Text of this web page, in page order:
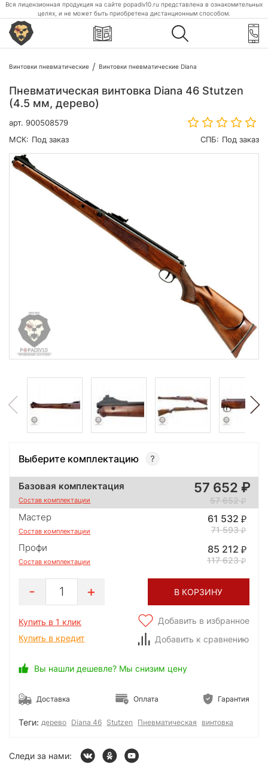
Вся лицензионная продукция на сайте popadiv10.ru представлена в ознакомительных
целях, и не может быть приобретена дистанционным способом.
Винтовки пневматические Винтовки пневматические Diana
Пневматическая винтовка Diana 46 Stutzen
(4.5 мм, дерево)
арт. 900508579
МСК: Под заказ СПБ: Под заказ
Выберите комплектацию
Базовая комплектация
Состав комплектации
57 652
57 652
Мастер
Состав комплектации
61 532
71 593
Профи
Состав комплектации
85 212
117 623
1 В КОРЗИНУ
Купить в 1 клик
Купить в кредит
Добавить в избранное
Добавить к сравнению
Вы нашли дешевле? Мы снизим цену
Доставка Оплата Гарантия
Теги: дерево Diana 46 Stutzen Пневматическая винтовка
Следи за нами: